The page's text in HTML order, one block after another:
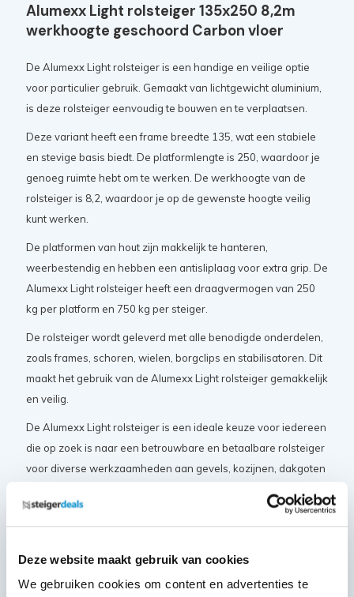
Deze website maakt gebruik van cookies
We gebruiken cookies om content en advertenties te
Alumexx Light rolsteiger 135x250 8,2m
werkhoogte geschoord Carbon vloer
De Alumexx Light rolsteiger is een handige en veilige optie
voor particulier gebruik. Gemaakt van lichtgewicht aluminium,
is deze rolsteiger eenvoudig te bouwen en te verplaatsen.
Deze variant heeft een frame breedte 135, wat een stabiele
en stevige basis biedt. De platformlengte is 250, waardoor je
genoeg ruimte hebt om te werken. De werkhoogte van de
rolsteiger is 8,2, waardoor je op de gewenste hoogte veilig
kunt werken.
De platformen van hout zijn makkelijk te hanteren,
weerbestendig en hebben een antisliplaag voor extra grip. De
Alumexx Light rolsteiger heeft een draagvermogen van 250
kg per platform en 750 kg per steiger.
De rolsteiger wordt geleverd met alle benodigde onderdelen,
zoals frames, schoren, wielen, borgclips en stabilisatoren. Dit
maakt het gebruik van de Alumexx Light rolsteiger gemakkelijk
en veilig.
De Alumexx Light rolsteiger is een ideale keuze voor iedereen
die op zoek is naar een betrouwbare en betaalbare rolsteiger
voor diverse werkzaamheden aan gevels, kozijnen, dakgoten
Certificaten en normeringen
De Alumexx Light rolsteiger beschikt over de volgende
keurmerken en certificaten: